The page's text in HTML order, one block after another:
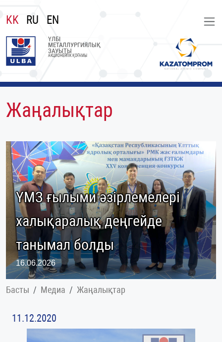
KK RU EN
ҮЛБІ
МЕТАЛЛУРГИЯЛЫҚ
ЗАУЫТЫ
АКЦИОНЕРЛІК ҚОҒАМЫ
Жаңалықтар
ҮМЗ ғылыми әзірлемелері
халықаралық деңгейде
танымал болды
16.06.2026
Басты Медиа Жаңалықтар
11.12.2020